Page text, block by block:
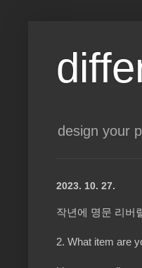
design your
2023. 10. 27.
작년에 명문 리버
2. What item are